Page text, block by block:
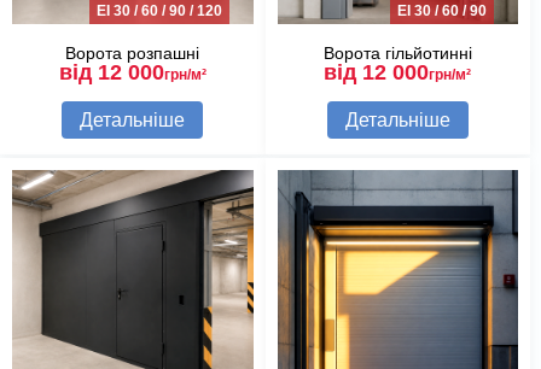
EI 30 / 60 / 90 / 120
Ворота розпашні
від 12 000грн/м²
Детальніше
EI 30 / 60 / 90
Ворота гільйотинні
від 12 000грн/м²
Детальніше